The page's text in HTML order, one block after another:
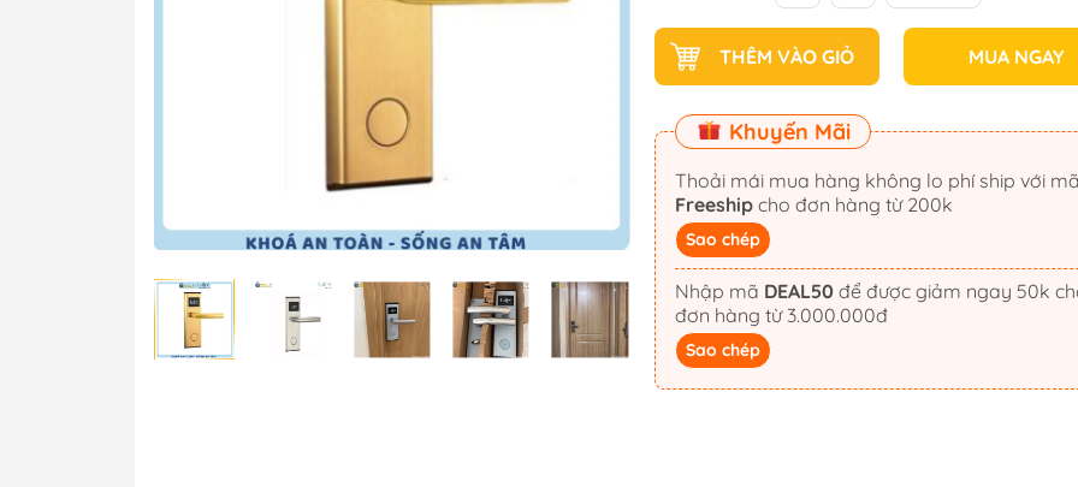
THÊM VÀO GIỎ MUA NGAY
Khuyến Mãi
Thoải mái mua hàng không lo phí ship với
Freeship cho đơn hàng từ 200k
Sao chép
Nhập mã DEAL50để được giảm ngay 50k cho
đơn hàng từ 3.000.000đ
Sao chép